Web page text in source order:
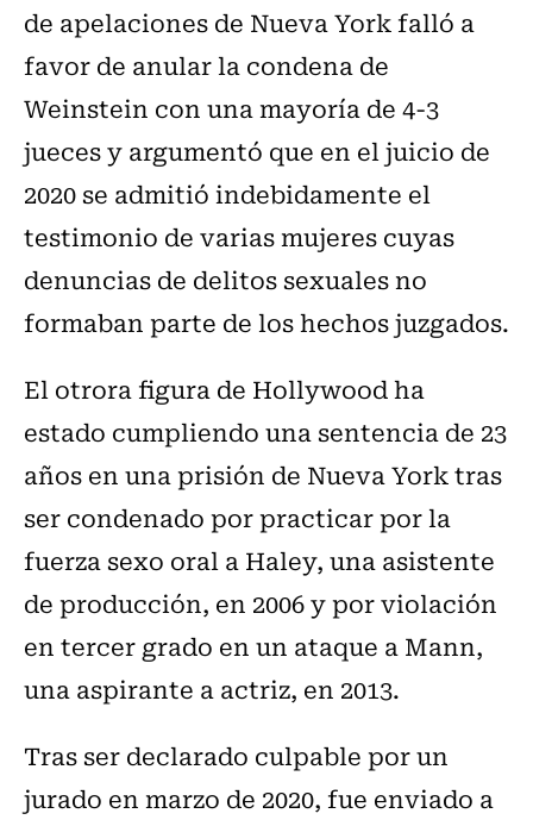
de apelaciones de Nueva York falló a
favor de anular la condena de
Weinstein con una mayoría de 4-3
jueces y argumentó que en el juicio de
2020 se admitió indebidamente el
testimonio de varias mujeres cuyas
denuncias de delitos sexuales no
formaban parte de los hechos juzgados.
El otrora figura de Hollywood ha
estado cumpliendo una sentencia de 23
años en una prisión de Nueva York tras
ser condenado por practicar por la
fuerza sexo oral a Haley, una asistente
de producción, en 2006 y por violación
en tercer grado en un ataque a Mann,
una aspirante a actriz, en 2013.
Tras ser declarado culpable por un
jurado en marzo de 2020, fue enviado a